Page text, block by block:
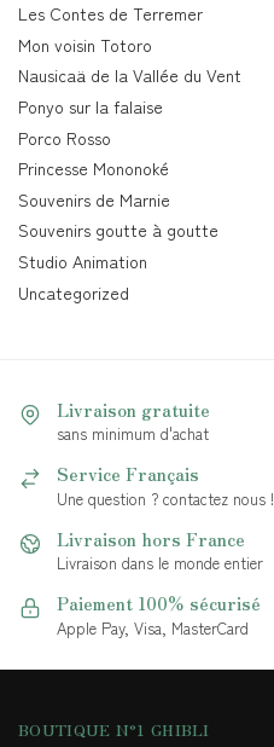
Les Contes de Terremer
Mon voisin Totoro
Nausicaä de la Vallée du Vent
Ponyo sur la falaise
Porco Rosso
Princesse Mononoké
Souvenirs de Marnie
Souvenirs goutte à goutte
Studio Animation
Uncategorized
Livraison gratuite
sans minimum d'achat
Service Français
Une question ? contactez nous !
Livraison hors France
Livraison dans le monde entier
Paiement 100% sécurisé
Apple Pay, Visa, MasterCard
BOUTIQUE N°1 GHIBLI